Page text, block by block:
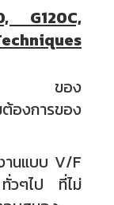
G120C,
รอบ ของ
องการของ
านแบบ V/F
ๆไป ที่ไม่